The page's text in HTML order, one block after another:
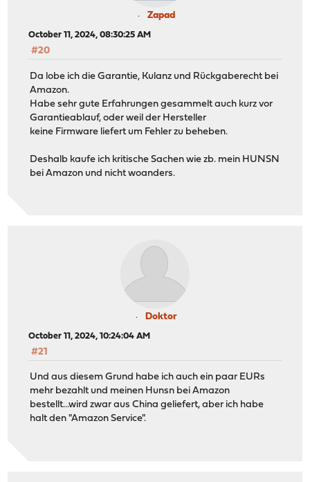
Zapad
October 11, 2024, 08:30:25 AM
#20
Da lobe ich die Garantie, Kulanz und Rückgaberecht bei
Amazon.
Habe sehr gute Erfahrungen gesammelt auch kurz vor
Garantieablauf, oder weil der Hersteller
keine Firmware liefert um Fehler zu beheben.
Deshalb kaufe ich kritische Sachen wie zb. mein HUNSN
bei Amazon und nicht woanders.
Doktor
October 11, 2024, 10:24:04 AM
#21
Und aus diesem Grund habe ich auch ein paar EURs
mehr bezahlt und meinen Hunsn bei Amazon
bestellt...wird zwar aus China geliefert, aber ich habe
halt den "Amazon Service".